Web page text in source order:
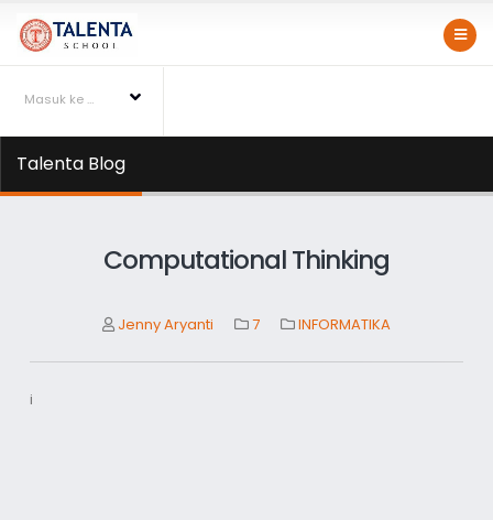
Masuk ke Talentapedia
Talenta Blog
Computational Thinking
Jenny Aryanti 7 INFORMATIKA
i